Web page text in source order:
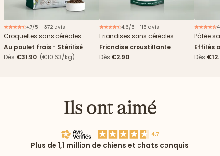
4.7/5 - 372 avis
Croquettes sans céréales
Au poulet frais - Stérilisé
Dès €31.90 (€10.63/kg)
4.6/5 - 115 avis
Friandises sans céréales
Friandise croustillante
Dès €2.90
Pâtée
Effilés
Dès
Ils ont aimé
Plus de 1,1 million de chiens et chats conquis